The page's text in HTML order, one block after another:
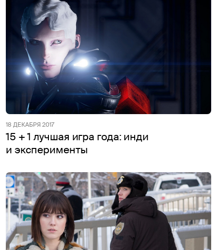
18 ДЕКАБРЯ 2017
15 + 1 лучшая игра года: инди
и эксперименты